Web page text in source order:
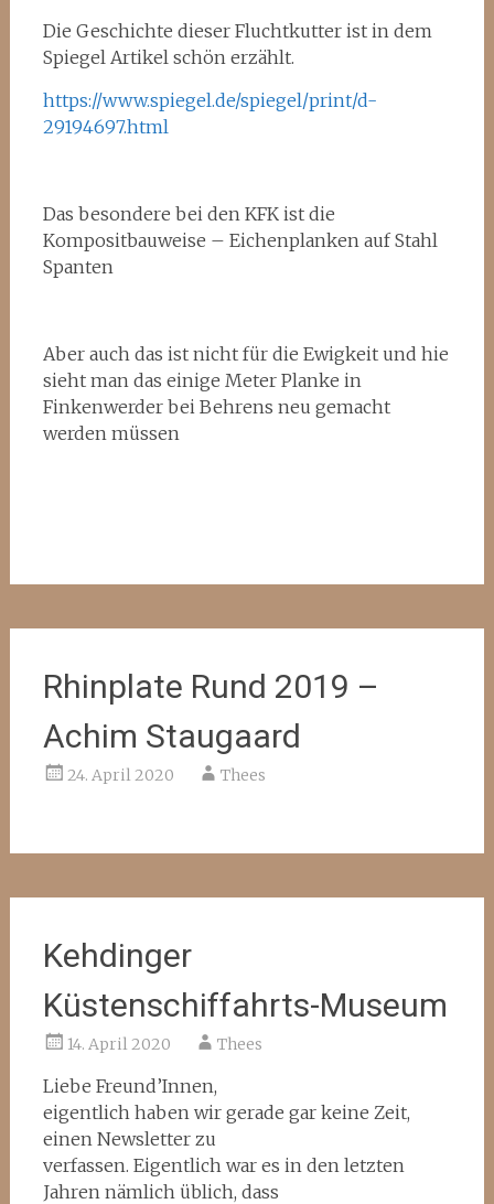
Die Geschichte dieser Fluchtkutter ist in dem
Spiegel Artikel schön erzählt.
https://www.spiegel.de/spiegel/print/d-
29194697.html
Das besondere bei den KFK ist die
Kompositbauweise – Eichenplanken auf Stahl
Spanten
Aber auch das ist nicht für die Ewigkeit und hie
sieht man das einige Meter Planke in
Finkenwerder bei Behrens neu gemacht
werden müssen
Rhinplate Rund 2019 –
Achim Staugaard
24. April 2020 Thees
Kehdinger
Küstenschiffahrts-Museum
14. April 2020 Thees
Liebe Freund’Innen,
eigentlich haben wir gerade gar keine Zeit,
einen Newsletter zu
verfassen. Eigentlich war es in den letzten
Jahren nämlich üblich, dass